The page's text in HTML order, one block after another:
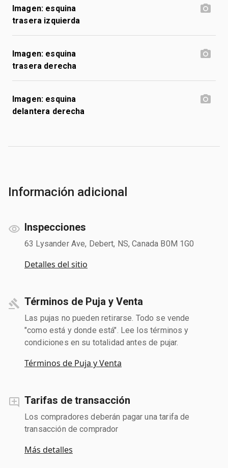
Imagen: esquina
trasera izquierda
Imagen: esquina
trasera derecha
Imagen: esquina
delantera derecha
Información adicional
Inspecciones
63 Lysander Ave, Debert, NS, Canada B0M 1G0
Detalles del sitio
Términos de Puja y Venta
Las pujas no pueden retirarse. Todo se vende
"como está y donde está". Lee los términos y
condiciones en su totalidad antes de pujar.
Términos de Puja y Venta
Tarifas de transacción
Los compradores deberán pagar una tarifa de
transacción de comprador
Más detalles